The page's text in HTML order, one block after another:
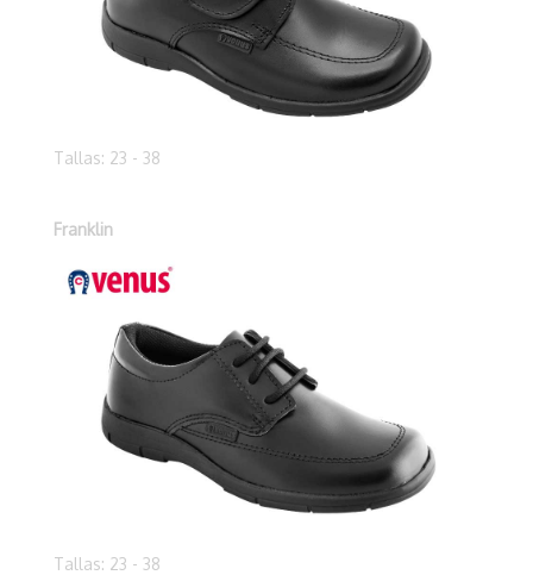
Tallas: 23 - 38
Franklin
Tallas: 23 - 38